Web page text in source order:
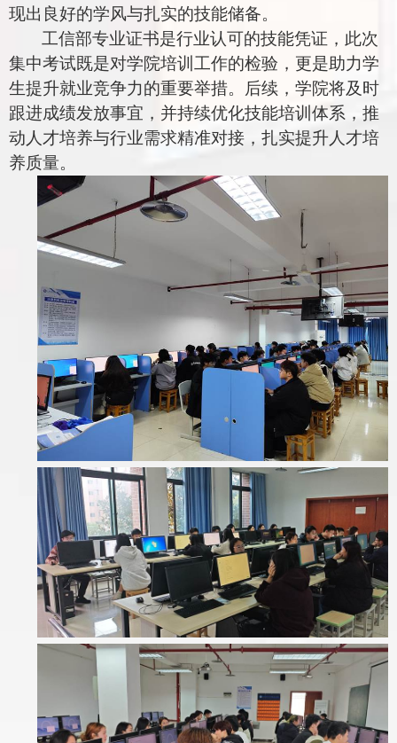
现出良好的学风与扎实的技能储备。
工信部专业证书是行业认可的技能凭证，此次
集中考试既是对学院培训工作的检验，更是助力学
生提升就业竞争力的重要举措。后续，学院将及时
跟进成绩发放事宜，并持续优化技能培训体系，推
动人才培养与行业需求精准对接，扎实提升人才培
养质量。